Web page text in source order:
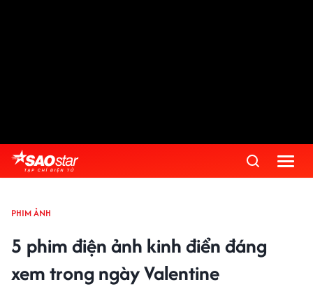
PHIM ẢNH
5 phim điện ảnh kinh điển đáng
xem trong ngày Valentine